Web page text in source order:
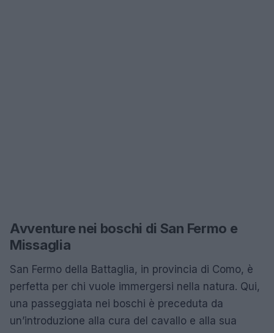
Avventure nei boschi di San Fermo e
Missaglia
San Fermo della Battaglia, in provincia di Como, è
perfetta per chi vuole immergersi nella natura. Qui,
una passeggiata nei boschi è preceduta da
un’introduzione alla cura del cavallo e alla sua